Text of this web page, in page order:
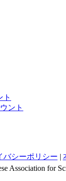
バシーポリシー |
Association for